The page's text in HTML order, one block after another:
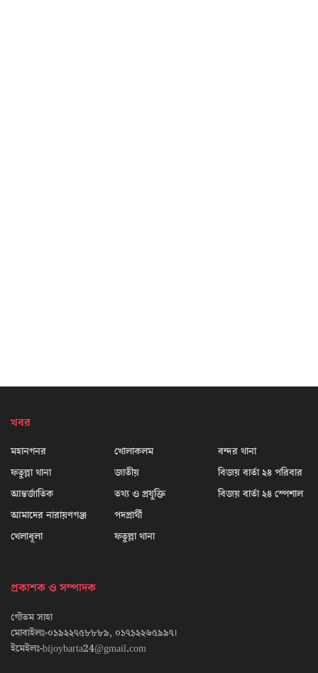
খবর
মহানগনর
ফতুল্লা থানা
আন্তর্জাতিক
আমাদের নারায়ণগঞ্জ
খেলাধূলা
খোলাকলম
জাতীয়
তথ্য ও প্রযুক্তি
পদপ্রার্থী
ফতুল্লা থানা
বন্দর থানা
বিজয় বার্তা ২৪ পরিবার
বিজয় বার্তা ২৪ স্পেশাল
প্রকাশক ও সম্পাদক
গৌতম সাহা
মোবাইলঃ-০১৯২২৭৫৮৮৮৯, ০১৭১২২৬৫৯৯৭।
ইমেইলঃ-bijoybarta24@gmail.com